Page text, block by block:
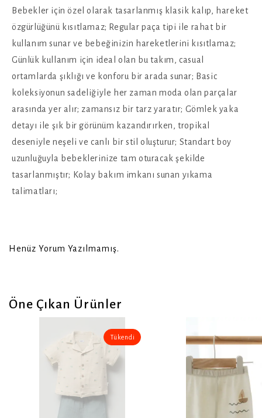
Bebekler için özel olarak tasarlanmış klasik kalıp, hareket
özgürlüğünü kısıtlamaz; Regular paça tipi ile rahat bir
kullanım sunar ve bebeğinizin hareketlerini kısıtlamaz;
Günlük kullanım için ideal olan bu takım, casual
ortamlarda şıklığı ve konforu bir arada sunar; Basic
koleksiyonun sadeliğiyle her zaman moda olan parçalar
arasında yer alır; zamansız bir tarz yaratır; Gömlek yaka
detayı ile şık bir görünüm kazandırırken, tropikal
deseniyle neşeli ve canlı bir stil oluşturur; Standart boy
uzunluğuyla bebeklerinize tam oturacak şekilde
tasarlanmıştır; Kolay bakım imkanı sunan yıkama
talimatları;
Henüz Yorum Yazılmamış.
Öne Çıkan Ürünler
Tükendi